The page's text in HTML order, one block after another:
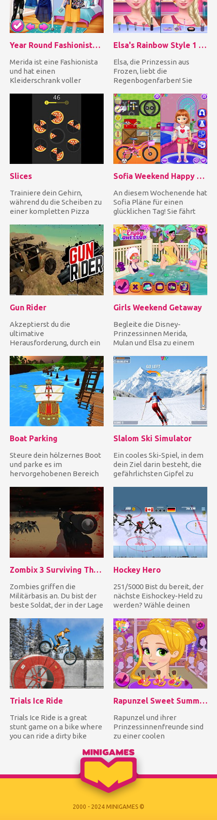
Year Round Fashionista: Merida
Merida ist eine Fashionista
und hat einen
Kleiderschrank voller
Elsa's Rainbow Style 1 Eye Makeup
Elsa, die Prinzessin aus
Frozen, liebt die
Regenbogenfarben! Sie
neues Augen...
Slices
Trainiere dein Gehirn,
während du die Scheiben zu
einer kompletten Pizza
einf...
Sofia Weekend Happy Day
An diesem Wochenende hat
Sofia Pläne für einen
glücklichen Tag! Sie fährt
Gun Rider
Akzeptierst du die
ultimative
Herausforderung, durch ein
fahren? Wenn deine An...
Girls Weekend Getaway
Begleite die Disney-
Prinzessinnen Merida,
Mulan und Elsa zu einem
Mädchen! Begi...
Boat Parking
Steure dein hölzernes Boot
und parke es im
hervorgehobenen Bereich
andere Boote...
Slalom Ski Simulator
Ein cooles Ski-Spiel, in dem
dein Ziel darin besteht, die
gefährlichsten Gipfel zu
Zombix 3 Surviving The Desert
Zombies griffen die
Militärbasis an. Du bist der
beste Soldat, der in der Lage
Hockey Hero
251/5000 Bist du bereit, der
nächste Eishockey-Held zu
werden? Wähle deinen
Trials Ice Ride
Trials Ice Ride is a great
stunt game on a bike where
you can ride a dirty bike
Rapunzel Sweet Summer Party
Rapunzel und ihrer
Prinzessinnenfreunde sind
zu einer coolen
worden! Schneew...
2000 - 2024 MINIGAMES ©